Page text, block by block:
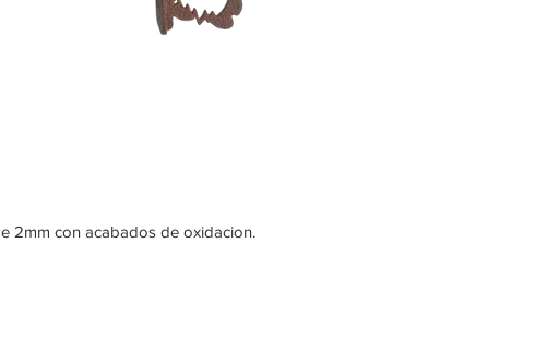
2mm con acabados de oxidacion.